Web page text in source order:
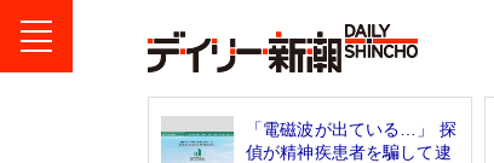
「電磁波が出ている…」 探
偵が精神疾患者を騙して逮